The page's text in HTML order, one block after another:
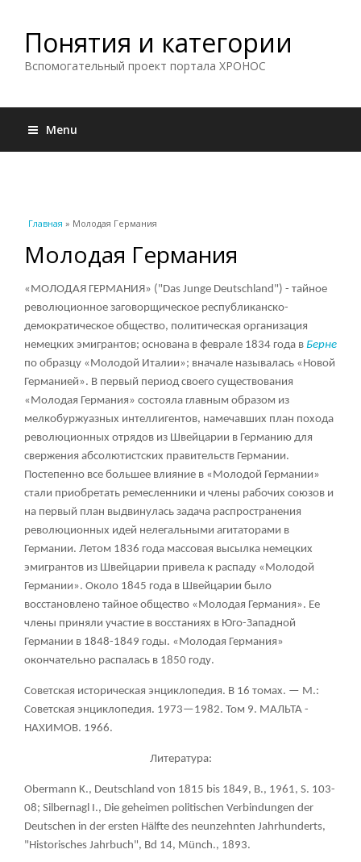
Понятия и категории
Вспомогательный проект портала ХРОНОС
Menu
Вы здесь
Главная » Молодая Германия
Молодая Германия
«МОЛОДАЯ ГЕРМАНИЯ» ("Das Junge Deutschland") - тайное
революционное заговорщическое республиканско-
демократическое общество, политическая организация
немецких эмигрантов; основана в феврале 1834 года в Берне
по образцу «Молодой Италии»; вначале называлась «Новой
Германией». В первый период своего существования
«Молодая Германия» состояла главным образом из
мелкобуржуазных интеллигентов, намечавших план похода
революционных отрядов из Швейцарии в Германию для
свержения абсолютистских правительств Германии.
Постепенно все большее влияние в «Молодой Германии»
стали приобретать ремесленники и члены рабочих союзов и
на первый план выдвинулась задача распространения
революционных идей нелегальными агитаторами в
Германии. Летом 1836 года массовая высылка немецких
эмигрантов из Швейцарии привела к распаду «Молодой
Германии». Около 1845 года в Швейцарии было
восстановлено тайное общество «Молодая Германия». Ее
члены приняли участие в восстаниях в Юго-Западной
Германии в 1848-1849 годы. «Молодая Германия»
окончательно распалась в 1850 году.
Советская историческая энциклопедия. В 16 томах. — М.:
Советская энциклопедия. 1973—1982. Том 9. МАЛЬТА -
НАХИМОВ. 1966.
Литература:
Obermann K., Deutschland von 1815 bis 1849, В., 1961, S. 103-
08; Silbernagl I., Die geheimen politischen Verbindungen der
Deutschen in der ersten Hälfte des neunzehnten Jahrhunderts,
"Historisches Jahrbuch", Bd 14, Münch., 1893.